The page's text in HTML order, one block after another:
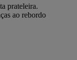
prateleira.
ao rebordo